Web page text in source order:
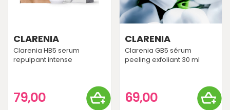
CLARENIA
Clarenia HB5 serum
repulpant intense
79,00
CLARENIA
Clarenia GB5 sérum
peeling exfoliant 30 ml
69,00